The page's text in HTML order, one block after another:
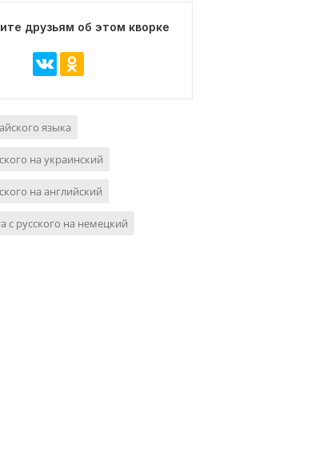
друзьям об этом кворке
языка
на украинский
на английский
с русского на немецкий